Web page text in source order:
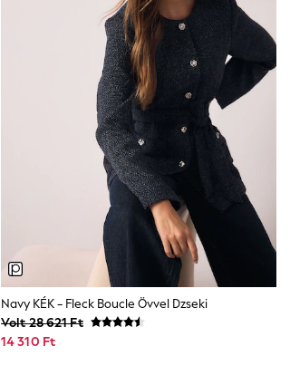
Navy KÉK - Fleck Boucle Övvel Dzseki
Volt 28 621 Ft
14 310 Ft